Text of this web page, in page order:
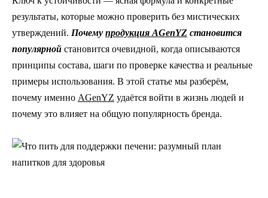
результаты, которые можно проверить без мистических
утверждений. Почему продукция AGenYZ становится
популярной становится очевидной, когда описываются
принципы состава, шаги по проверке качества и реальные
примеры использования. В этой статье мы разберём,
почему именно AGenYZ удаётся войти в жизнь людей и
почему это влияет на общую популярность бренда.